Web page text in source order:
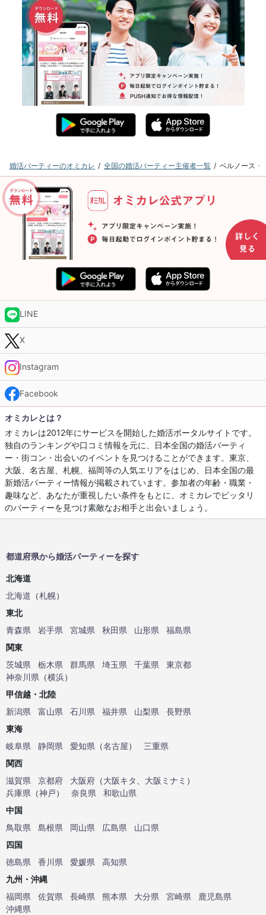
婚活パーティーのオミカレ 全国の婚活パーティー主催者一覧 ベルノース・
LINE
X
Instagram
Facebook
オミカレとは？
オミカレは2012年にサービスを開始した婚活ポータルサイトです。
独自のランキングや口コミ情報を元に、日本全国の婚活パーティ
ー・街コン・出会いのイベントを見つけることができます。東京、
大阪、名古屋、札幌、福岡等の人気エリアをはじめ、日本全国の最
新婚活パーティー情報が掲載されています。参加者の年齢・職業・
趣味など、あなたが重視したい条件をもとに、オミカレでピッタリ
のパーティーを見つけ素敵なお相手と出会いましょう。
都道府県から婚活パーティーを探す
北海道
北海道 （札幌）
東北
青森県
岩手県 宮城県 秋田県 山形県
福島県
関東
茨城県
栃木県 群馬県 埼玉県 千葉県
東京都
神奈川県 （横浜）
甲信越・北陸
新潟県
富山県 石川県 福井県 山梨県
長野県
東海
岐阜県
静岡県 愛知県 （名古屋）
三重県
関西
滋賀県
京都府 大阪府 （大阪キタ 大阪ミナミ ）
兵庫県 （神戸） 奈良県
和歌山県
中国
鳥取県
島根県 岡山県 広島県
山口県
四国
徳島県
香川県 愛媛県
高知県
九州・沖縄
福岡県
佐賀県 長崎県 熊本県 大分県 宮崎県
鹿児島県
沖縄県